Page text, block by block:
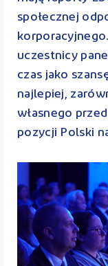
społecznej
uczestnicy
czas jako
najlepiej,
własnego
pozycji Polski